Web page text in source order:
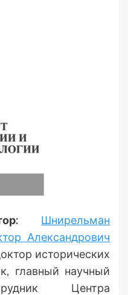
Шнирельман
Александрович
исторических
главный научный
Центра